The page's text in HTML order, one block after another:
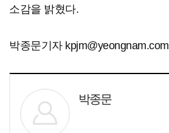
소감을 밝혔다.
박종문기자 kpjm@yeongnam.com
박종문